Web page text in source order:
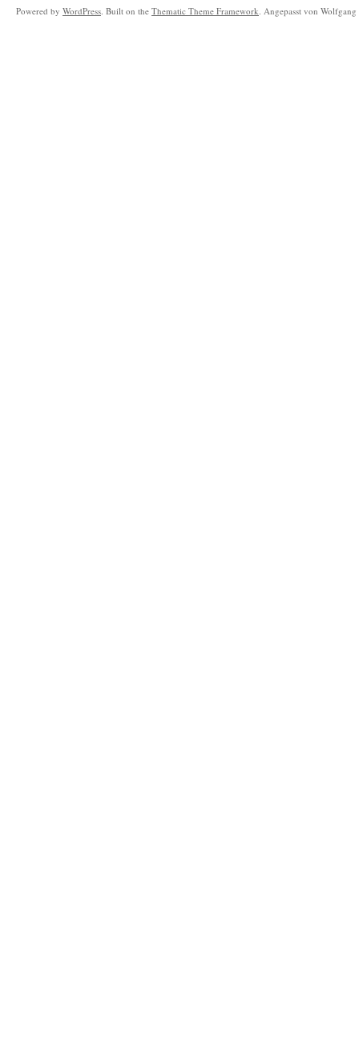
Powered by WordPress. Built on the Thematic Theme Framework. Angepasst von